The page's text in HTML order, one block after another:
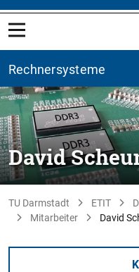
Rechnersysteme
David
TU Darmstadt ETIT
Mitarbeiter
David